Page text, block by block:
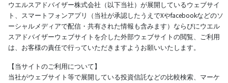
ウエルスアドバイザー株式会社（以下当社）が展開しているウェブサイ
ト、スマートフォンアプリ（当社が承認したうえでXやfacebookなどのソ
ーシャルメディアで配信・共有された情報も含みます）ならびにウエル
スアドバイザーウェブサイトを介した外部ウェブサイトの閲覧、ご利用
は、お客様の責任で行っていただきますようお願いいたします。
【当サイトのご利用について】
当社がウェブサイト等で展開している投資信託などの比較検索、マーケ